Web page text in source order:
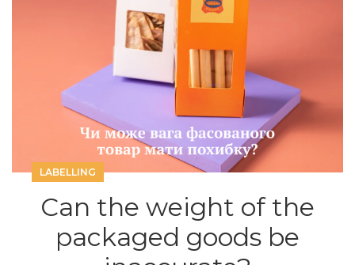
LABELLING
Can the weight of the
packaged goods be